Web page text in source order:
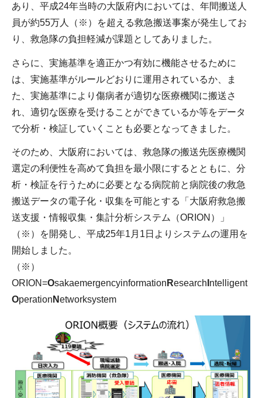
あり、平成24年当時の大阪府内においては、年間搬送人
員が約55万人（※）を超える救急搬送事案が発生してお
り、救急隊の負担軽減が課題としてありました。
さらに、実施基準を適正かつ有効に機能させるために
は、実施基準がルールどおりに運用されているか、ま
た、実施基準により傷病者が適切な医療機関に搬送さ
れ、適切な医療を受けることができているか等をデータ
で分析・検証していくことも必要となってきました。
そのため、大阪府においては、救急隊の搬送先医療機関
選定の利便性を高めて負担を最小限にするとともに、分
析・検証を行うために必要となる病院前と病院後の救急
搬送データの電子化・収集を可能とする「大阪府救急搬
送支援・情報収集・集計分析システム（ORION）」
（※）を開発し、平成25年1月1日よりシステムの運用を
開始しました。
（※）
ORION=Osakaemergencyinformation Research ntelligent
Operation Networksystem